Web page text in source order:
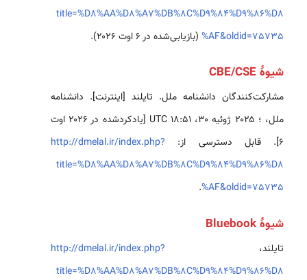
title=%D8%AA%D8%A7%DB%8C%D9%84%D9%86%D8
%AF&oldid=75735 (بازیابی‌شده در ۶ اوت ۲۰۲۶).
شیوهٔ CBE/CSE
مشارکت‌کنندگان دانشنامه ملل. تایلند [اینترنت]. دانشنامه
ملل، ؛ ۲۰۲۵ ژوئیه ۳۰، ‏۱۸:۵۱ UTC [یادکردشده در ۲۰۲۶ اوت
۶]. قابل دسترسی از:
http://dmelal.ir/index.php?
title=%D8%AA%D8%A7%DB%8C%D9%84%D9%86%D8
%AF&oldid=75735
.
شیوهٔ Bluebook
تایلند، http://dmelal.ir/index.php?
title=%D8%AA%D8%A7%DB%8C%D9%84%D9%86%D8